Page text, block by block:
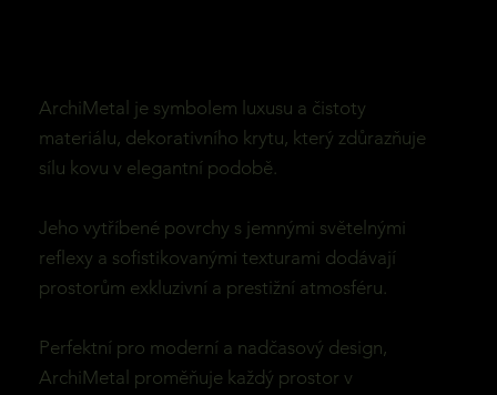
ArchiMetal je symbolem luxusu a čistoty
materiálu, dekorativního krytu, který zdůrazňuje
sílu kovu v elegantní podobě.
Jeho vytříbené povrchy s jemnými světelnými
reflexy a sofistikovanými texturami dodávají
prostorům exkluzivní a prestižní atmosféru.
Perfektní pro moderní a nadčasový design,
ArchiMetal proměňuje každý prostor v